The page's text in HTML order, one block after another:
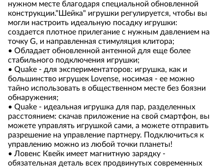
нужном месте благодаря специальной обновленной
конструкции."Шейка" игрушки регулируется, чтобы вы
могли настроить идеальную посадку игрушки:
создается плотное прилегание с нужным давлением на
точку G, и направленная стимуляция клитора;
• Обладает обновленной антенной для еще более
стабильного подключения игрушки;
• Quake - для экспериментаторов: игрушка, как и
большинство игрушек Lovense, носимая - ее можно
тайно использовать в общественном месте без боязни
обнаружения;
• Quake - идеальная игрушка для пар, разделенных
расстоянием: скачав приложение на свой смартфон, вы
можете управлять игрушкой сами, а можете отправить
разрешение на управление партнеру. Подключиться к
управлению можно из любой точки планеты!
• Ловенс Квейк имеет магнитную зарядку -
обязательная деталь всех продвинутых современных